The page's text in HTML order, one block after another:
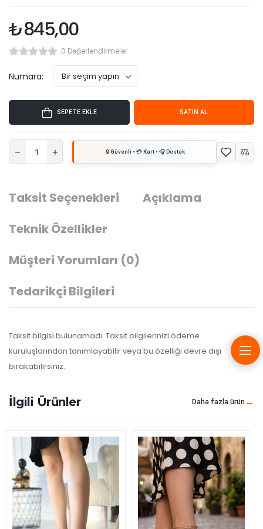
₺845,00
0 Değerlendirmeler
Numara:
SEPETE EKLE SATIN AL
Taksit Seçenekleri
Açıklama
Teknik Özellikler
Müşteri Yorumları (0)
Tedarikçi Bilgileri
Taksit bilgisi bulunamadı. Taksit bilgilerinizi ödeme
kuruluşlarından tanımlayabilir veya bu özelliği devre dışı
bırakabilirsiniz.
İlgili Ürünler Daha fazla ürün